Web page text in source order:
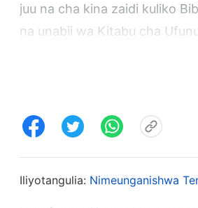
juu na cha kina zaidi kuliko
na unabii wa Kitabu cha
wafanyakazi wenza
suala hili.” Niliposikia
Baada ya hili, kila siku mara
Iliyotangulia: Nimeunganishwa